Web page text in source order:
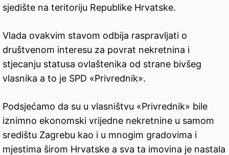
sjedište na teritoriju Republike Hrvatske.
Vlada ovakvim stavom odbija raspravljati o
društvenom interesu za povrat nekretnina i
stjecanju statusa ovlaštenika od strane bivšeg
vlasnika a to je SPD «Privrednik».
Podsjećamo da su u vlasništvu «Privrednik» bile
iznimno ekonomski vrijedne nekretnine u samom
središtu Zagrebu kao i u mnogim gradovima i
mjestima širom Hrvatske a sva ta imovina je nastala